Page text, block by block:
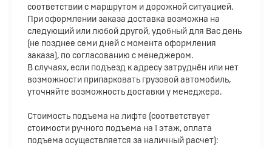
соответствии с маршрутом и дорожной ситуацией.
При оформлении заказа доставка возможна на
следующий или любой другой, удобный для Вас день
(не позднее семи дней с момента оформления
заказа), по согласованию с менеджером.
В случаях, если подъезд к адресу затруднён или нет
возможности припарковать грузовой автомобиль,
уточняйте возможность доставки у менеджера.
Стоимость подъема на лифте (соответствует
стоимости ручного подъема на 1 этаж, оплата
подъема осуществляется за наличный расчет):